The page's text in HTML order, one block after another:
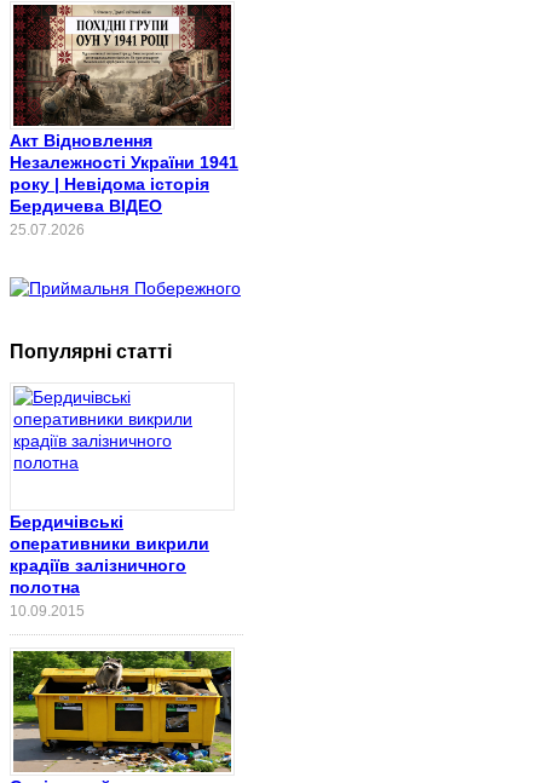
Акт Відновлення
Незалежності України 1941
року | Невідома історія
Бердичева ВІДЕО
25.07.2026
Популярні статті
Бердичівські
оперативники викрили
крадіїв залізничного
полотна
10.09.2015